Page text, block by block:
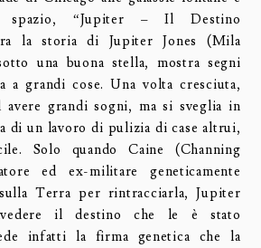
spazio, “Jupiter – Il Destino
la storia di Jupiter Jones (Mila
una buona stella, mostra segni
a grandi cose. Una volta cresciuta,
avere grandi sogni, ma si sveglia in
di un lavoro di pulizia di case altrui,
Solo quando Caine (Channing
ed ex-militare geneticamente
Terra per rintracciarla, Jupiter
il destino che le è stato
infatti la firma genetica che la